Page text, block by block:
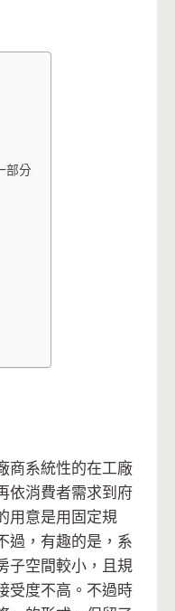
部分
商系統性的在工廠
依消費者需求到府
用意是用固定規
過，有趣的是，系
子空間較小，且規
受度不高。不過時